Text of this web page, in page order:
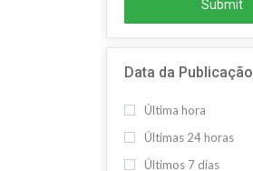
Submit
Data da Publicação
Última hora
Últimas 24 horas
Últimos 7 dias